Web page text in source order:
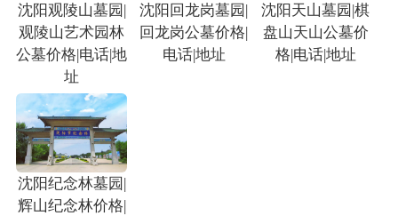
沈阳观陵山墓园|
观陵山艺术园林
公墓价格|电话|地
址
沈阳回龙岗墓园|
回龙岗公墓价格|
电话|地址
沈阳天山墓园|棋
盘山天山公墓价
格|电话|地址
沈阳纪念林墓园|
辉山纪念林价格|